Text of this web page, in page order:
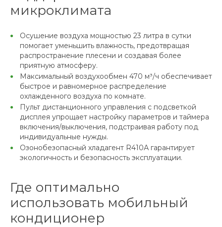
микроклимата
Осушение воздуха мощностью 23 литра в сутки
помогает уменьшить влажность, предотвращая
распространение плесени и создавая более
приятную атмосферу.
Максимальный воздухообмен 470 м³/ч обеспечивает
быстрое и равномерное распределение
охлажденного воздуха по комнате.
Пульт дистанционного управления с подсветкой
дисплея упрощает настройку параметров и таймера
включения/выключения, подстраивая работу под
индивидуальные нужды.
Озонобезопасный хладагент R410А гарантирует
экологичность и безопасность эксплуатации.
Где оптимально
использовать мобильный
кондиционер